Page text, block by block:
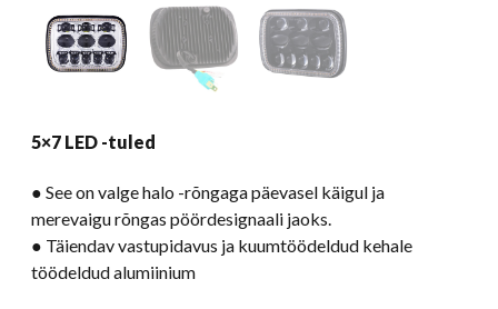
5×7 LED -tuled
● See on valge halo -rõngaga päevasel käigul ja
merevaigu rõngas pöördesignaali jaoks.
● Täiendav vastupidavus ja kuumtöödeldud kehale
töödeldud alumiinium